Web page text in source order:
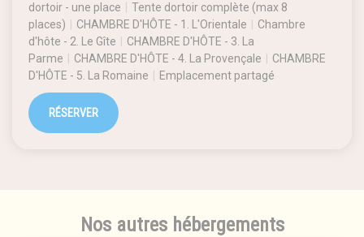
dortoir - une place
Tente dortoir complète (max 8
places)
CHAMBRE D'HÔTE - 1. L'Orientale
Chambre
d'hôte - 2. Le Gîte
CHAMBRE D'HÔTE - 3. La
Parme
CHAMBRE D'HÔTE - 4. La Provençale
CHAMBRE
D'HÔTE - 5. La Romaine
Emplacement partagé
RÉSERVER
Nos autres hébergements